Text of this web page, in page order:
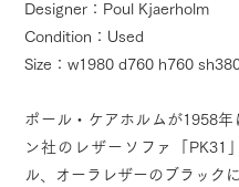
Designer：Poul Kjaerholm
Condition：Used
Size：w1980 d760 h760
ポール・ケアホルムが1958
ン社のレザーソファ「PK31
ル、オーラレザーのブラック